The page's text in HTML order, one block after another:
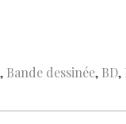
, Bande dessinée, BD,